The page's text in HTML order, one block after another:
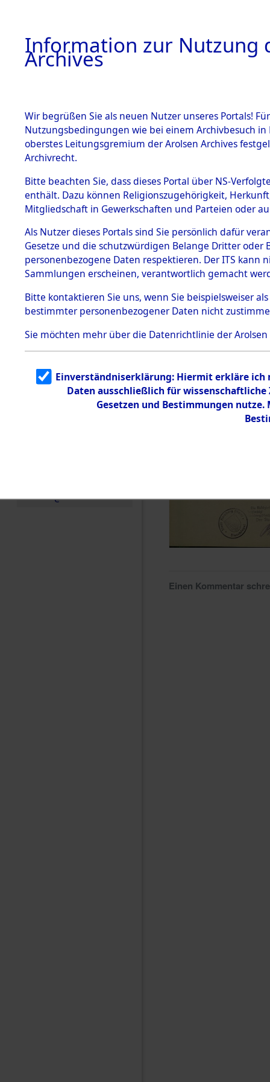
BESTÄNDE
1.
mente
5. Verschiedenes
5.3
Todesmärsche
5.3.1 Alliierte
Erhebungen
zu
Todesmärsch
en
5.3.2
g
5.3.3
Todesmärsch
e
Einen Kommentar
Information zur Nutzung
Archives
Wir begrüßen Sie als neuen Nutzer unseres Portals!
Nutzungsbedingungen wie bei einem Archivbesuch
oberstes Leitungsgremium der Arolsen Archives
Archivrecht.
Bitte beachten Sie, dass dieses Portal über NS-
enthält. Dazu können Religionszugehörigkeit,
Mitgliedschaft in Gewerkschaften und Parteien oder
Als Nutzer dieses Portals sind Sie persönlich dafür
Gesetze und die schutzwürdigen Belange Dritter
personenbezogene Daten respektieren. Der ITS
Sammlungen erscheinen, verantwortlich gemacht
Bitte kontaktieren Sie uns, wenn Sie beispielsweiser
bestimmter personenbezogener Daten nicht
Sie möchten mehr über die Datenrichtlinie der Arolsen
Einverständniserklärung: Hiermit erkläre ich
Daten ausschließlich für
Gesetzen und Bestimmungen